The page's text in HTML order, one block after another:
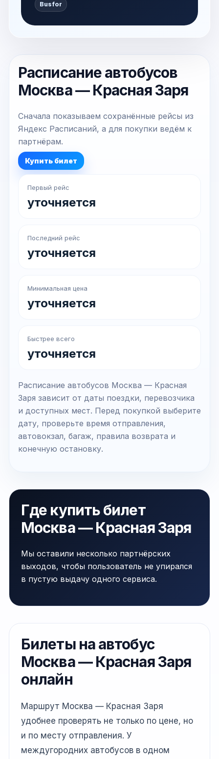
Busfor
Расписание автобусов
Москва — Красная Заря
Сначала показываем сохранённые рейсы из
Яндекс Расписаний, а для покупки ведём к
партнёрам.
Купить билет
Первый рейс
уточняется
Последний рейс
уточняется
Минимальная цена
уточняется
Быстрее всего
уточняется
Расписание автобусов Москва — Красная
Заря зависит от даты поездки, перевозчика
и доступных мест. Перед покупкой выберите
дату, проверьте время отправления,
автовокзал, багаж, правила возврата и
конечную остановку.
Где купить билет
Москва — Красная Заря
Мы оставили несколько партнёрских
выходов, чтобы пользователь не упирался
в пустую выдачу одного сервиса.
Билеты на автобус
Москва — Красная Заря
онлайн
Маршрут Москва — Красная Заря
удобнее проверять не только по цене, но
и по месту отправления. У
междугородних автобусов в одном